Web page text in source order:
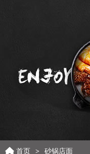
首页 > 砂锅店面